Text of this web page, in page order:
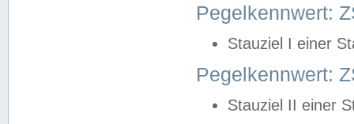
Pegelkennwert:
Stauziel I einer
Pegelkennwert:
Stauziel II einer